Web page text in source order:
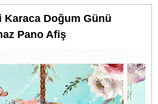
Karaca Doğum Günü
Pano Afiş